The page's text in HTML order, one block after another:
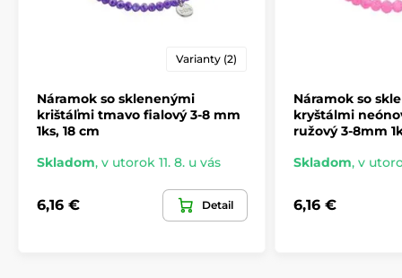
Varianty (2)
Náramok so sklenenými
krištáľmi tmavo fialový 3-8 mm
1ks, 18 cm
Skladom, v utorok 11. 8. u vás
6,16 € Detail
Náramok so
kryštálmi
ružový 3-8mm
Skladom, v
6,16 €